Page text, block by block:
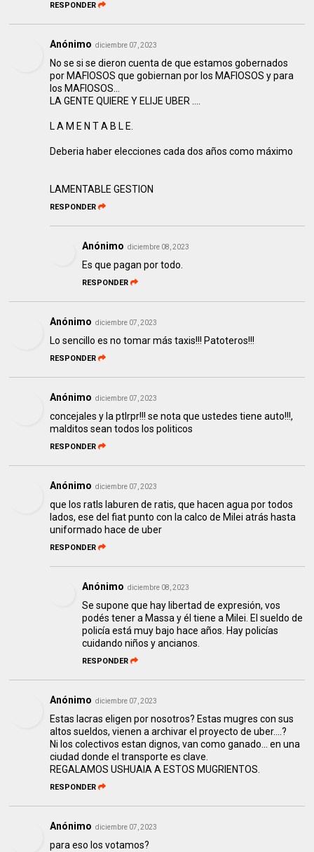
RESPONDER
Anónimo diciembre 07, 2023
No se si se dieron cuenta de que estamos gobernados
por MAFIOSOS que gobiernan por los MAFIOSOS y para
los MAFIOSOS…
LA GENTE QUIERE Y ELIJE UBER ….
L A M E N T A B L E.
Deberia haber elecciones cada dos años como máximo
LAMENTABLE GESTION
RESPONDER
Anónimo diciembre 08, 2023
Es que pagan por todo.
RESPONDER
Anónimo diciembre 07, 2023
Lo sencillo es no tomar más taxis!!! Patoteros!!!
RESPONDER
Anónimo diciembre 07, 2023
concejales y la ptlrpr!!! se nota que ustedes tiene auto!!!,
malditos sean todos los politicos
RESPONDER
Anónimo diciembre 07, 2023
que los ratIs laburen de ratis, que hacen agua por todos
lados, ese del fiat punto con la calco de Milei atrás hasta
uniformado hace de uber
RESPONDER
Anónimo diciembre 08, 2023
Se supone que hay libertad de expresión, vos
podés tener a Massa y él tiene a Milei. El sueldo de
policía está muy bajo hace años. Hay policías
cuidando niños y ancianos.
RESPONDER
Anónimo diciembre 07, 2023
Estas lacras eligen por nosotros? Estas mugres con sus
altos sueldos, vienen a archivar el proyecto de uber....?
Ni los colectivos estan dignos, van como ganado... en una
ciudad donde el transporte es clave.
REGALAMOS USHUAIA A ESTOS MUGRIENTOS.
RESPONDER
Anónimo diciembre 07, 2023
para eso los votamos?